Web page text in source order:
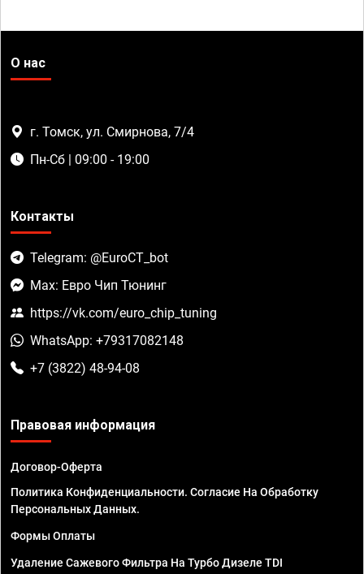
О нас
г. Томск, ул. Смирнова, 7/4
Пн-Сб | 09:00 - 19:00
Контакты
Telegram: @EuroCT_bot
Max: Евро Чип Тюнинг
https://vk.com/euro_chip_tuning
WhatsApp: +79317082148
+7 (3822) 48-94-08
Правовая информация
Договор-Оферта
Политика Конфиденциальности. Согласие На Обработку
Персональных Данных.
Формы Оплаты
Удаление Сажевого Фильтра На Турбо Дизеле TDI